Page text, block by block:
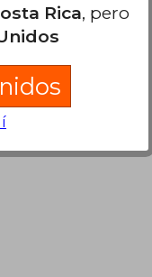
Rica, pero